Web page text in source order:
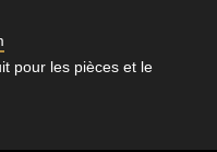
pour les pièces et le